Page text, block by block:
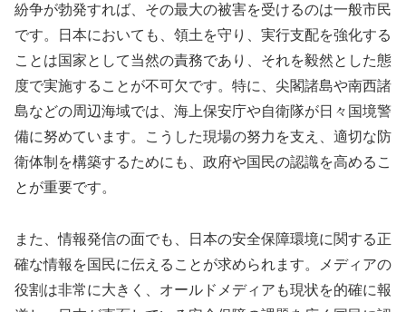
紛争が勃発すれば、その最大の被害を受けるのは一般市民
です。日本においても、領土を守り、実行支配を強化する
ことは国家として当然の責務であり、それを毅然とした態
度で実施することが不可欠です。特に、尖閣諸島や南西諸
島などの周辺海域では、海上保安庁や自衛隊が日々国境警
備に努めています。こうした現場の努力を支え、適切な防
衛体制を構築するためにも、政府や国民の認識を高めるこ
とが重要です。
また、情報発信の面でも、日本の安全保障環境に関する正
確な情報を国民に伝えることが求められます。メディアの
役割は非常に大きく、オールドメディアも現状を的確に報